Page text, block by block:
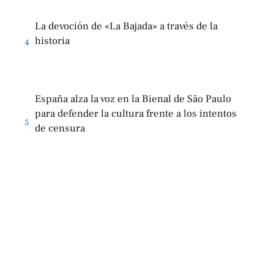
4
La devoción de «La Bajada» a través de la
historia
5
España alza la voz en la Bienal de São Paulo
para defender la cultura frente a los intentos
de censura